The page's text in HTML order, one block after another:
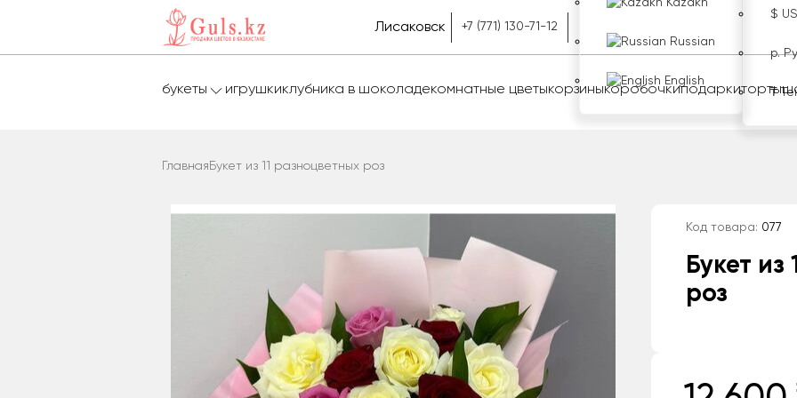
Лисаковск +7 (771) 130-71-12
Kazakh
Russian
English
$
р.
₸
букеты игрушкиклубника в шоколадекомнатные цветыкорзиныкоробочкиподаркиторты
Главная Букет из 11 разноцветных роз
Код товара: 077
Букет из
роз